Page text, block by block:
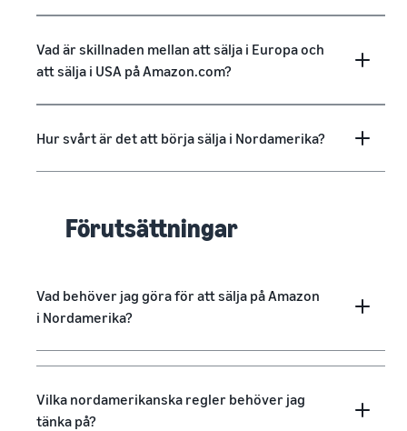
Vad är skillnaden mellan att sälja i Europa och
att sälja i USA på Amazon.com?
Hur svårt är det att börja sälja i Nordamerika?
Förutsättningar
Vad behöver jag göra för att sälja på Amazon
i Nordamerika?
Vilka nordamerikanska regler behöver jag
tänka på?